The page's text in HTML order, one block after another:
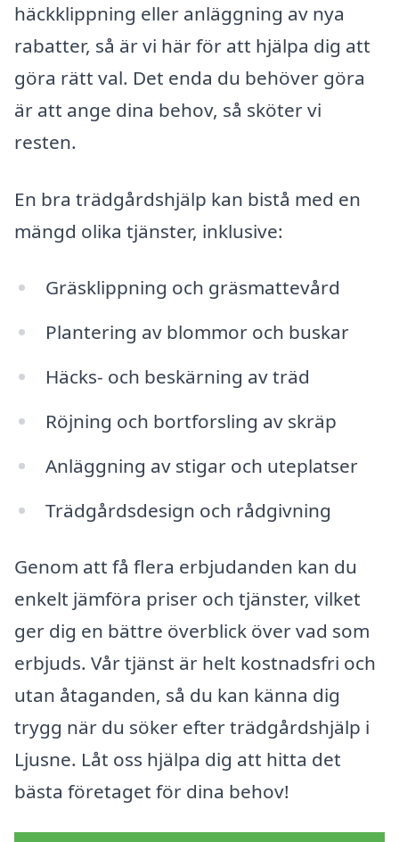
häckklippning eller anläggning av nya
rabatter, så är vi här för att hjälpa dig att
göra rätt val. Det enda du behöver göra
är att ange dina behov, så sköter vi
resten.
En bra trädgårdshjälp kan bistå med en
mängd olika tjänster, inklusive:
Gräsklippning och gräsmattevård
Plantering av blommor och buskar
Häcks- och beskärning av träd
Röjning och bortforsling av skräp
Anläggning av stigar och uteplatser
Trädgårdsdesign och rådgivning
Genom att få flera erbjudanden kan du
enkelt jämföra priser och tjänster, vilket
ger dig en bättre överblick över vad som
erbjuds. Vår tjänst är helt kostnadsfri och
utan åtaganden, så du kan känna dig
trygg när du söker efter trädgårdshjälp i
Ljusne. Låt oss hjälpa dig att hitta det
bästa företaget för dina behov!